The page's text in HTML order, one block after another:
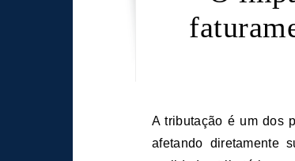
A tributação é um dos principais fatores que influenciam o faturamento das empresas,
afetando diretamente